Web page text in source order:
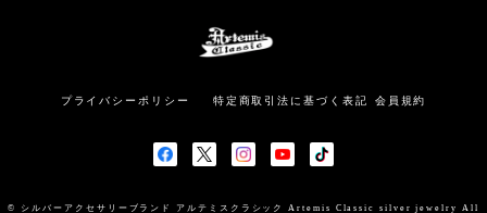
プライバシーポリシー 特定商取引法に基づく表記 会員規約
© シルバーアクセサリーブランド アルテミスクラシック Artemis Classic silver jewelry All